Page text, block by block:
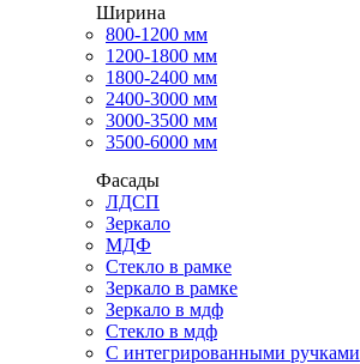
Ширина
800-1200 мм
1200-1800 мм
1800-2400 мм
2400-3000 мм
3000-3500 мм
3500-6000 мм
Фасады
ЛДСП
Зеркало
МДФ
Стекло в рамке
Зеркало в рамке
Зеркало в мдф
Стекло в мдф
С интегрированными ручками